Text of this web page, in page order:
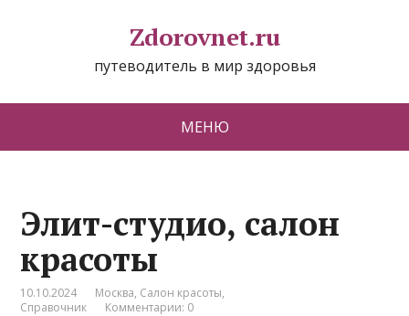
Zdorovnet.ru
путеводитель в мир здоровья
МЕНЮ
Элит-студио, салон
красоты
10.10.2024 Москва, Салон красоты,
Справочник
Комментарии: 0